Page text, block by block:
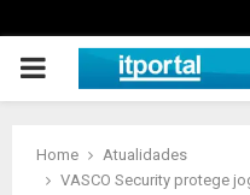
PRIMARY
Home
Atualidades
VASCO Security protege